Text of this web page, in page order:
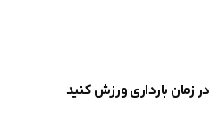
در زمان بارداری ورزش کنید